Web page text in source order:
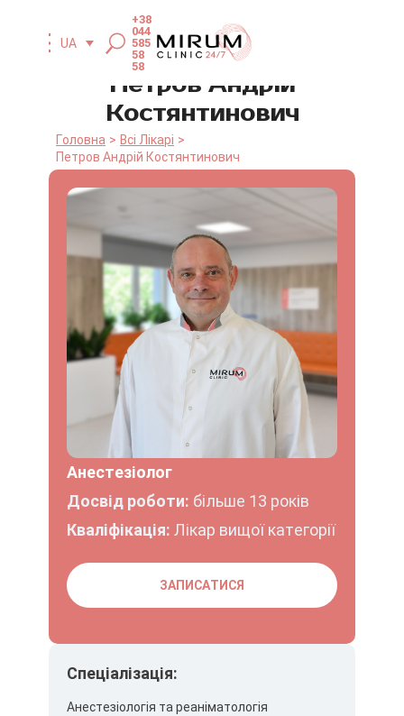
UA
+38
044
585
58
58
Петров Андрій
Костянтинович
Головна
Всі Лікарі
Петров Андрій Костянтинович
Анестезіолог
Досвід роботи: більше 13 років
Кваліфікація: Лікар вищої категорії
ЗАПИСАТИСЯ
Спеціалізація:
Анестезіологія та реаніматологія